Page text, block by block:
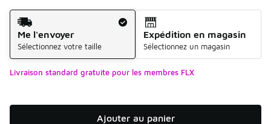
Mode d'expédition
Me l'envoyer
Sélectionnez votre taille
Expédition en magasin
Sélectionnez un magasin
Livraison standard gratuite pour les membres FLX
Ajouter au panier